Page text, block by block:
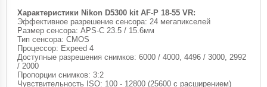
Характеристики Nikon D5300 kit AF-P 18-55 VR:
Эффективное разрешение сенсора: 24 мегапикселей
Размер сенсора: APS-C 23.5 / 15.6мм
Тип сенсора: CMOS
Процессор: Expeed 4
Доступные разрешения снимков: 6000 / 4000, 4496 / 3000, 2992
/ 2000
Пропорции снимков: 3:2
Чувствительность ISO: 100 - 12800 (25600 с расширением)